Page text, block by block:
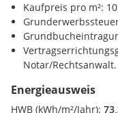
Gesamtfläche:ca.
Highlights:
Präsentationsfläche
Supermarkt <500m
Bäckerei <500m
Einkaufszentrum
Verkehr
Bahnhof <500m
Autobahnanschluss
Kaufpreis pro m²:
Notar/Rechtsanwalt.
Energieausweis
HWB (kWh/m²/Jahr):